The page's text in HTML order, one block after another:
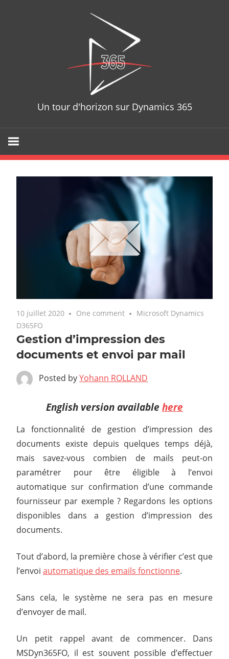
Un tour d'horizon sur Dynamics 365
10 juillet 2020 One comment
Microsoft Dynamics
D365FO
Gestion d’impression des
documents et envoi par mail
Posted byYohann ROLLAND
English version available here
La fonctionnalité de gestion d’impression des
documents existe depuis quelques temps déjà,
mais savez-vous combien de mails peut-on
paramétrer pour être éligible à l’envoi
automatique sur confirmation d’une commande
fournisseur par exemple ? Regardons les options
disponibles dans a gestion d’impression des
documents.
Tout d’abord, la première chose à vérifier c’est que
l’envoi automatique des emails fonctionne.
Sans cela, le système ne sera pas en mesure
d’envoyer de mail.
Un petit rappel avant de commencer. Dans
MSDyn365FO, il est souvent possible d’effectuer